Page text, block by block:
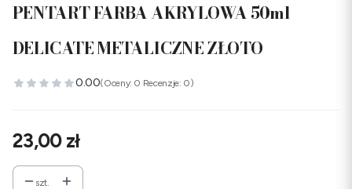
PENTART FARBA AKRYLOWA 50ml
DELICATE METALICZNE ZŁOTO
0.00(Oceny: 0 Recenzje: 0)
Cena
23,00 zł
szt.